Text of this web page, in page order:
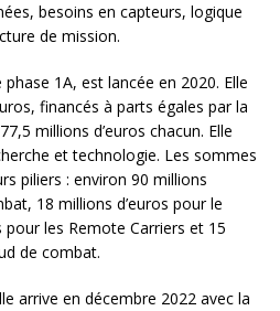
besoins en capteurs, logique
de mission.
1A, est lancée en 2020. Elle
financés à parts égales par la
millions d’euros chacun. Elle
et technologie. Les sommes
piliers : environ 90 millions
18 millions d’euros pour le
les Remote Carriers et 15
de combat.
arrive en décembre 2022 avec la